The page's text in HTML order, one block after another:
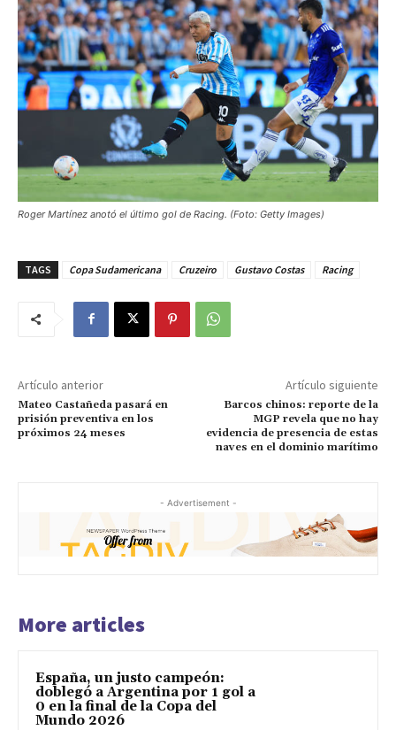
Roger Martínez anotó el último gol de Racing. (Foto: Getty Images)
TAGS Copa Sudamericana Cruzeiro Gustavo Costas Racing
Artículo anterior
Mateo Castañeda pasará en
prisión preventiva en los
próximos 24 meses
Artículo siguiente
Barcos chinos: reporte de la
MGP revela que no hay
evidencia de presencia de estas
naves en el dominio marítimo
- Advertisement -
More articles
España, un justo campeón:
doblegó a Argentina por 1 gol a
0 en la final de la Copa del
Mundo 2026